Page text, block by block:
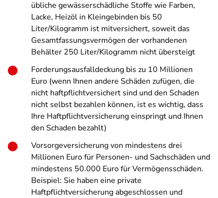
übliche gewässerschädliche Stoffe wie Farben,
Lacke, Heizöl in Kleingebinden bis 50
Liter/Kilogramm ist mitversichert, soweit das
Gesamtfassungsvermögen der vorhandenen
Behälter 250 Liter/Kilogramm nicht übersteigt
Forderungsausfalldeckung bis zu 10 Millionen
Euro (wenn Ihnen andere Schäden zufügen, die
nicht haftpflichtversichert sind und den Schaden
nicht selbst bezahlen können, ist es wichtig, dass
Ihre Haftpflichtversicherung einspringt und Ihnen
den Schaden bezahlt)
Vorsorgeversicherung von mindestens drei
Millionen Euro für Personen- und Sachschäden und
mindestens 50.000 Euro für Vermögensschäden.
Beispiel: Sie haben eine private
Haftpflichtversicherung abgeschlossen und